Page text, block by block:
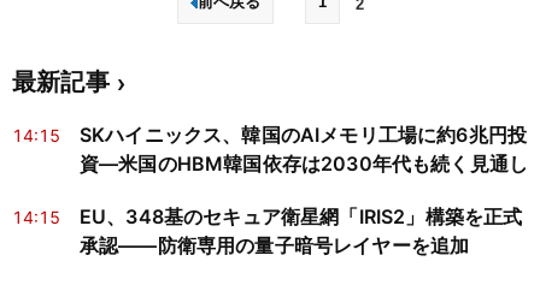
2
最新記事
14:15
SKハイニックス、韓国のAIメモリ工場に約6兆円投
資―米国のHBM韓国依存は2030年代も続く見通し
14:15
EU、348基のセキュア衛星網「IRIS2」構築を正式
承認——防衛専用の量子暗号レイヤーを追加